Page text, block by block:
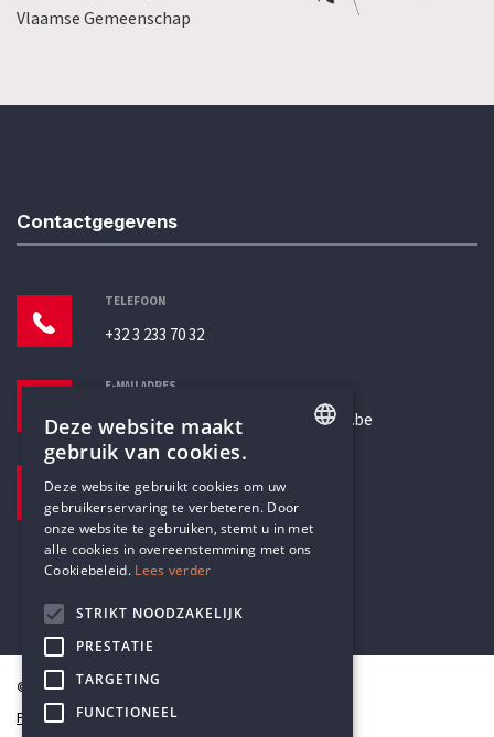
Vlaamse Gemeenschap
Contactgegevens
TELEFOON
+32 3 233 70 32
E-MAILADRES
secretariaat@humanistischverbond.be
Pottenbrug 4
Antwerpen, 2000
© Humanistisch Verbond 2026
Privacy
DUTCH
Deze website maakt
gebruik van cookies.
Deze website gebruikt cookies om uw
gebruikerservaring te verbeteren. Door
onze website te gebruiken, stemt u in met
alle cookies in overeenstemming met ons
Cookiebeleid. Lees verder
STRIKT NOODZAKELIJK
PRESTATIE
TARGETING
FUNCTIONEEL